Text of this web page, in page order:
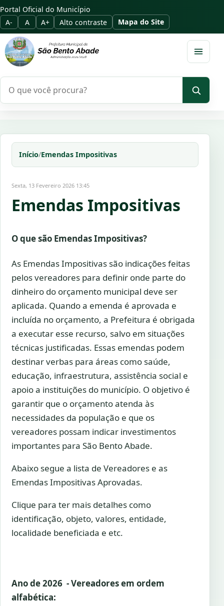
Portal Oficial do Município
A-
A A+ Alto contraste Mapa do Site
Abrir
Início/Emendas Impositivas
Sexta, 13 Fevereiro 2026 13:45
Emendas Impositivas
O que são Emendas Impositivas?
As Emendas Impositivas são indicações feitas
pelos vereadores para definir onde parte do
dinheiro do orçamento municipal deve ser
aplicada. Quando a emenda é aprovada e
incluída no orçamento, a Prefeitura é obrigada
a executar esse recurso, salvo em situações
técnicas justificadas. Essas emendas podem
destinar verbas para áreas como saúde,
educação, infraestrutura, assistência social e
apoio a instituições do município. O objetivo é
garantir que o orçamento atenda às
necessidades da população e que os
vereadores possam indicar investimentos
importantes para São Bento Abade.
Abaixo segue a lista de Vereadores e as
Emendas Impositivas Aprovadas.
Clique para ter mais detalhes como
identificação, objeto, valores, entidade,
localidade beneficiada e etc.
Ano de 2026 - Vereadores em ordem
alfabética: